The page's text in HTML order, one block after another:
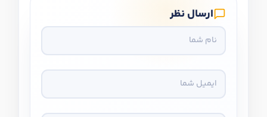
ارسال نظر